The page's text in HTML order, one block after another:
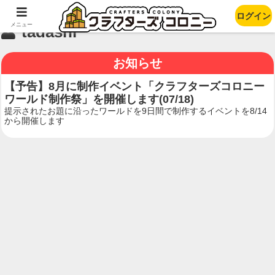
tadashi
お知らせ
【予告】8月に制作イベント「クラフターズコロニー
ワールド制作祭」を開催します(07/18)
提示されたお題に沿ったワールドを9日間で制作するイベントを8/14
から開催します
メニュー
ログイン